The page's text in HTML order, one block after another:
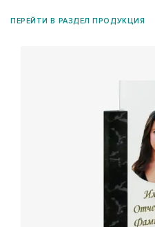
ПЕРЕЙТИ В РАЗДЕЛ ПРОДУКЦИЯ